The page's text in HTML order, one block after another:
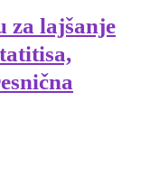
za lajšanje